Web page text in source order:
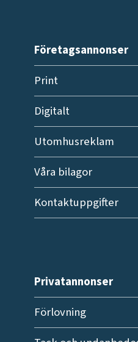
Företagsannonser
Print
Digitalt
Utomhusreklam
Våra bilagor
Kontaktuppgifter
Privatannonser
Förlovning